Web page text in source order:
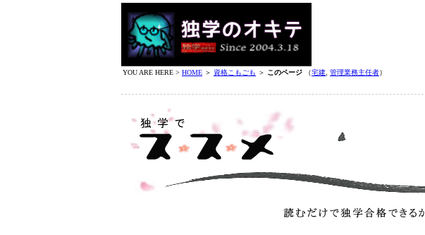
YOU ARE HERE > HOME ＞ 資格こもごも ＞ このページ （宅建 管理業務主任者）